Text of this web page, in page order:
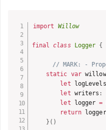
import Willow
final class Logger {
// MARK: -
static var
let logLevels
let writers :
let logger =
return logger
} ( )